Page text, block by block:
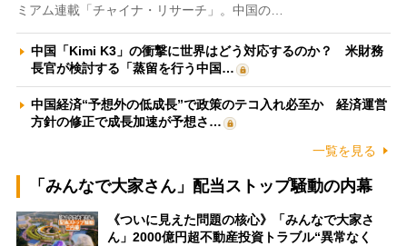
ミアム連載「チャイナ・リサーチ」。中国の…
中国「Kimi K3」の衝撃に世界はどう対応するのか？ 米財務
長官が検討する「蒸留を行う中国…
中国経済“予想外の低成長”で政策のテコ入れ必至か 経済運営
方針の修正で成長加速が予想さ…
一覧を見る
「みんなで大家さん」配当ストップ騒動の内幕
《ついに見えた問題の核心》「みんなで大家さ
ん」2000億円超不動産投資トラブル“異常なく